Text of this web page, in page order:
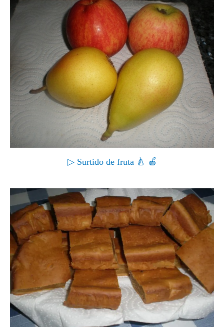
▷ Surtido de fruta 🍐 🍎